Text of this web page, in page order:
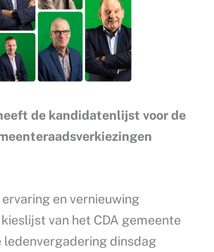
de kandidatenlijst voor de
ervaring en vernieuwing
van het CDA gemeente
ledenvergadering dinsdag